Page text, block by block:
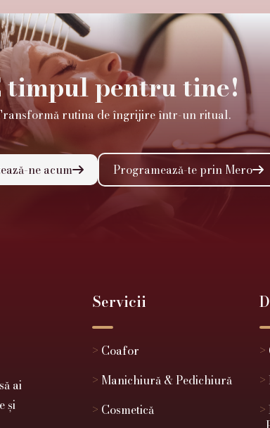
timpul pentru tine!
rutina de îngrijire într-un ritual.
ne acum Programează-te prin Mero
ai
și
Servicii
> Coafor
> Manichiură & Pedichiură
> Cosmetică
>
>
>